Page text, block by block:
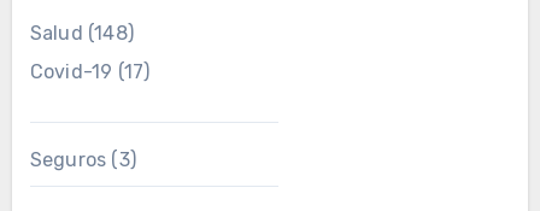
Salud (148)
Covid-19 (17)
Seguros (3)